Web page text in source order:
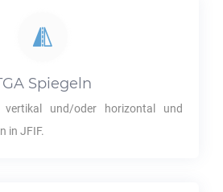
Spiegeln
vertikal und/oder horizontal und
in JFIF.